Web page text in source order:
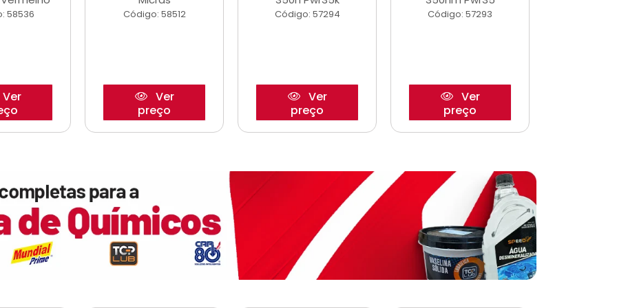
58536
Ver
Código: 58512
Ver
preço
Código: 57294
Ver
preço
Código: 57293
Ver
preço